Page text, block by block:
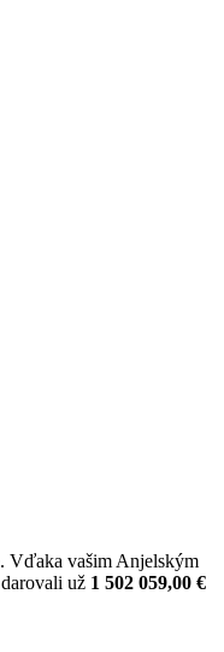
Vďaka vašim Anjelským
už 1 502 059,00 €